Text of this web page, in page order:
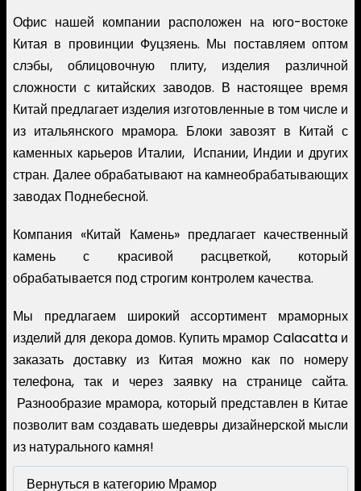
Офис нашей компании расположен на юго-востоке
Китая в провинции Фуцзяень. Мы поставляем оптом
слэбы, облицовочную плиту, изделия различной
сложности с китайских заводов. В настоящее время
Китай предлагает изделия изготовленные в том числе и
из итальянского мрамора. Блоки завозят в Китай с
каменных карьеров Италии, Испании, Индии и других
стран. Далее обрабатывают на камнеобрабатывающих
заводах Поднебесной.
Компания «Китай Камень» предлагает качественный
камень с красивой расцветкой, который
обрабатывается под строгим контролем качества.
Мы предлагаем широкий ассортимент мраморных
изделий для декора домов. Купить мрамор Calacatta и
заказать доставку из Китая можно как по номеру
телефона, так и через заявку на странице сайта.
Разнообразие мрамора, который представлен в Китае
позволит вам создавать шедевры дизайнерской мысли
из натурального камня!
Вернуться в категорию Мрамор